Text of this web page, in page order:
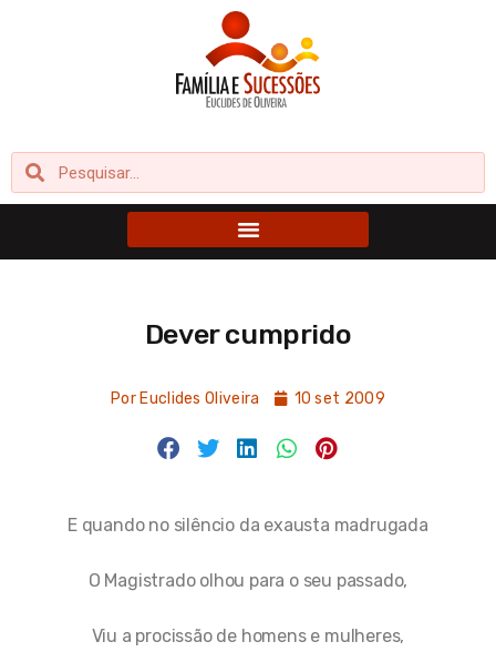
PesquisarPesquisar
Dever cumprido
Por Euclides Oliveira 10 set 2009
E quando no silêncio da exausta madrugada
O Magistrado olhou para o seu passado,
Viu a procissão de homens e mulheres,